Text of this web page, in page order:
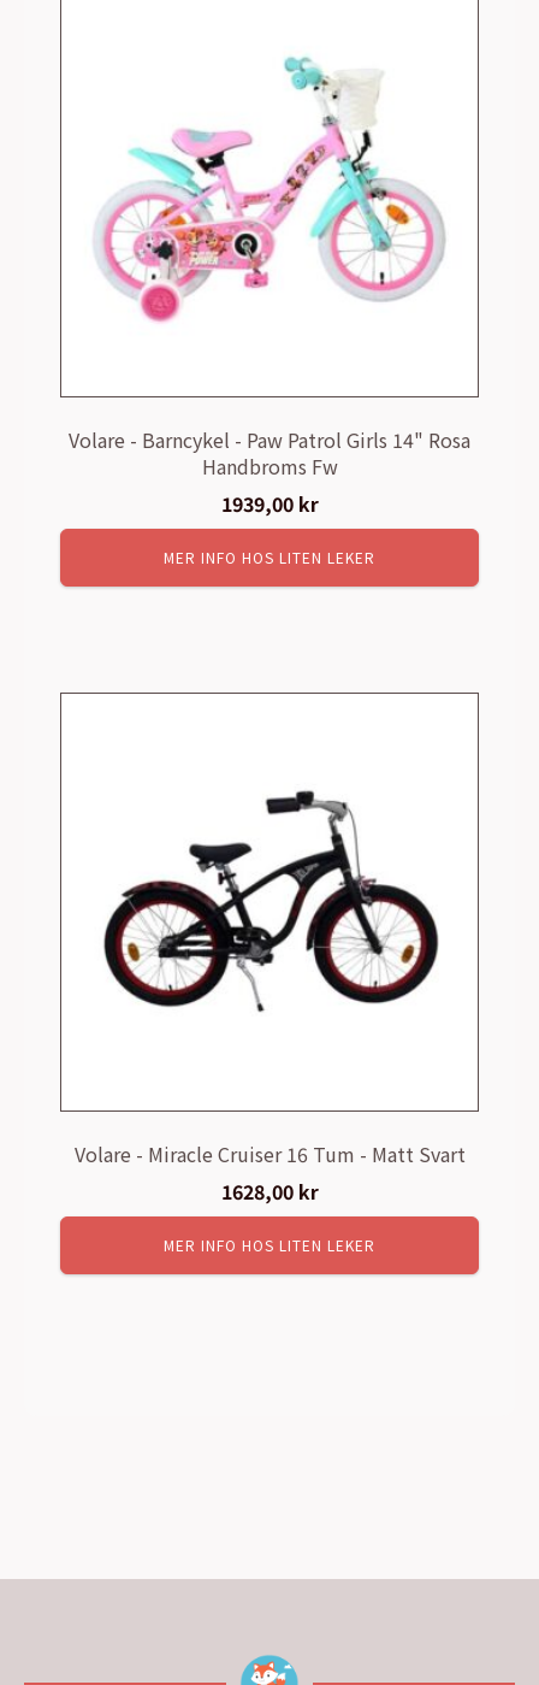
Volare - Barncykel - Paw Patrol Girls 14" Rosa
Handbroms Fw
1939,00 kr
MER INFO HOS LITEN LEKER
Volare - Miracle Cruiser 16 Tum - Matt Svart
1628,00 kr
MER INFO HOS LITEN LEKER